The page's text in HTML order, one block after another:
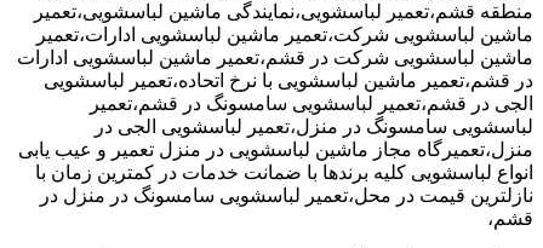
منطقه قشم،تعمیر لباسشویی،نمایندگی ماشین لباسشویی،تعمیر
ماشین لباسشویی شرکت،تعمیر ماشین لباسشویی ادارات،تعمیر
ماشین لباسشویی شرکت در قشم،تعمیر ماشین لباسشویی ادارات
در قشم،تعمیر ماشین لباسشویی با نرخ اتحاده،تعمیر لباسشویی
الجی در قشم،تعمیر لباسشویی سامسونگ در قشم،تعمیر
لباسشویی سامسونگ در منزل،تعمیر لباسشویی الجی در
منزل،تعمیرگاه مجاز ماشین لباسشویی در منزل تعمیر و عیب یابی
انواع لباسشویی کلیه برندها با ضمانت خدمات در کمترین زمان با
نازلترین قیمت در محل،تعمیر لباسشویی سامسونگ در منزل در
قشم،